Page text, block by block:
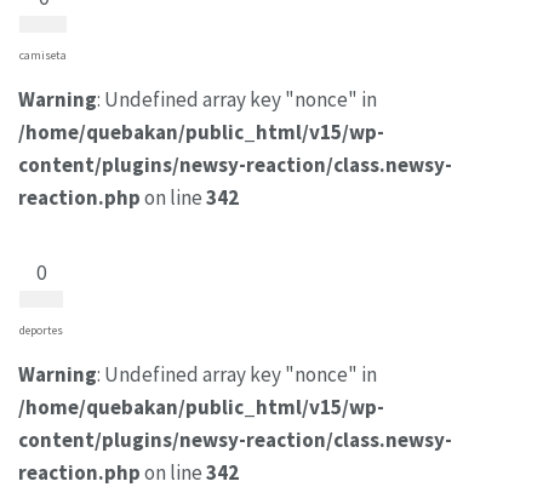
camiseta
Warning: Undefined array key "nonce" in
/home/quebakan/public_html/v15/wp-
content/plugins/newsy-reaction/class.newsy-
reaction.phpon line342
0
deportes
Warning: Undefined array key "nonce" in
/home/quebakan/public_html/v15/wp-
content/plugins/newsy-reaction/class.newsy-
reaction.phpon line342